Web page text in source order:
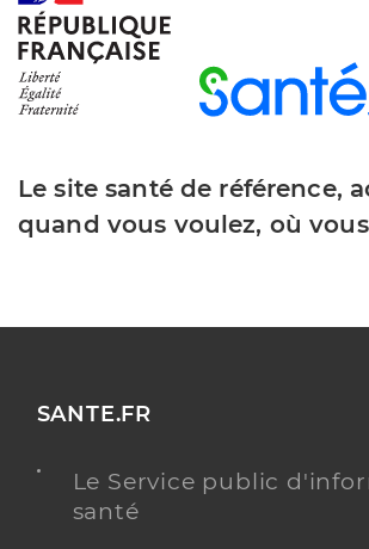
Le site santé de référence,
quand vous voulez, où
SANTE.FR
Le Service public
santé